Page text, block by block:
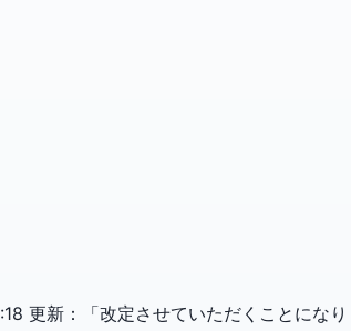
更新：「改定させていただくことにな